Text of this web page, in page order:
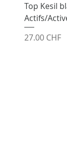
Top Kesil
Actifs/
Prix
27.00 CHF